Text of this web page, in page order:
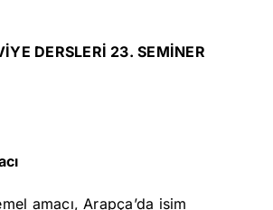
DERSLERİ 23. SEMİNER
amacı, Arapça’da isim